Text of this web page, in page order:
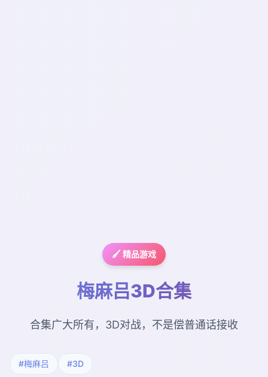
🖌️ 精品游戏
梅麻吕3D合集
合集广大所有，3D对战，不是偿普通话接收
#梅麻吕 #3D